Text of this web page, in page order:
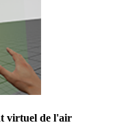
virtuel de l'air